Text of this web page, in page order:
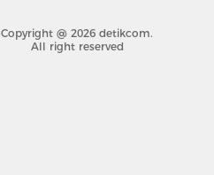
Copyright @ 2026 detikcom.
All right reserved